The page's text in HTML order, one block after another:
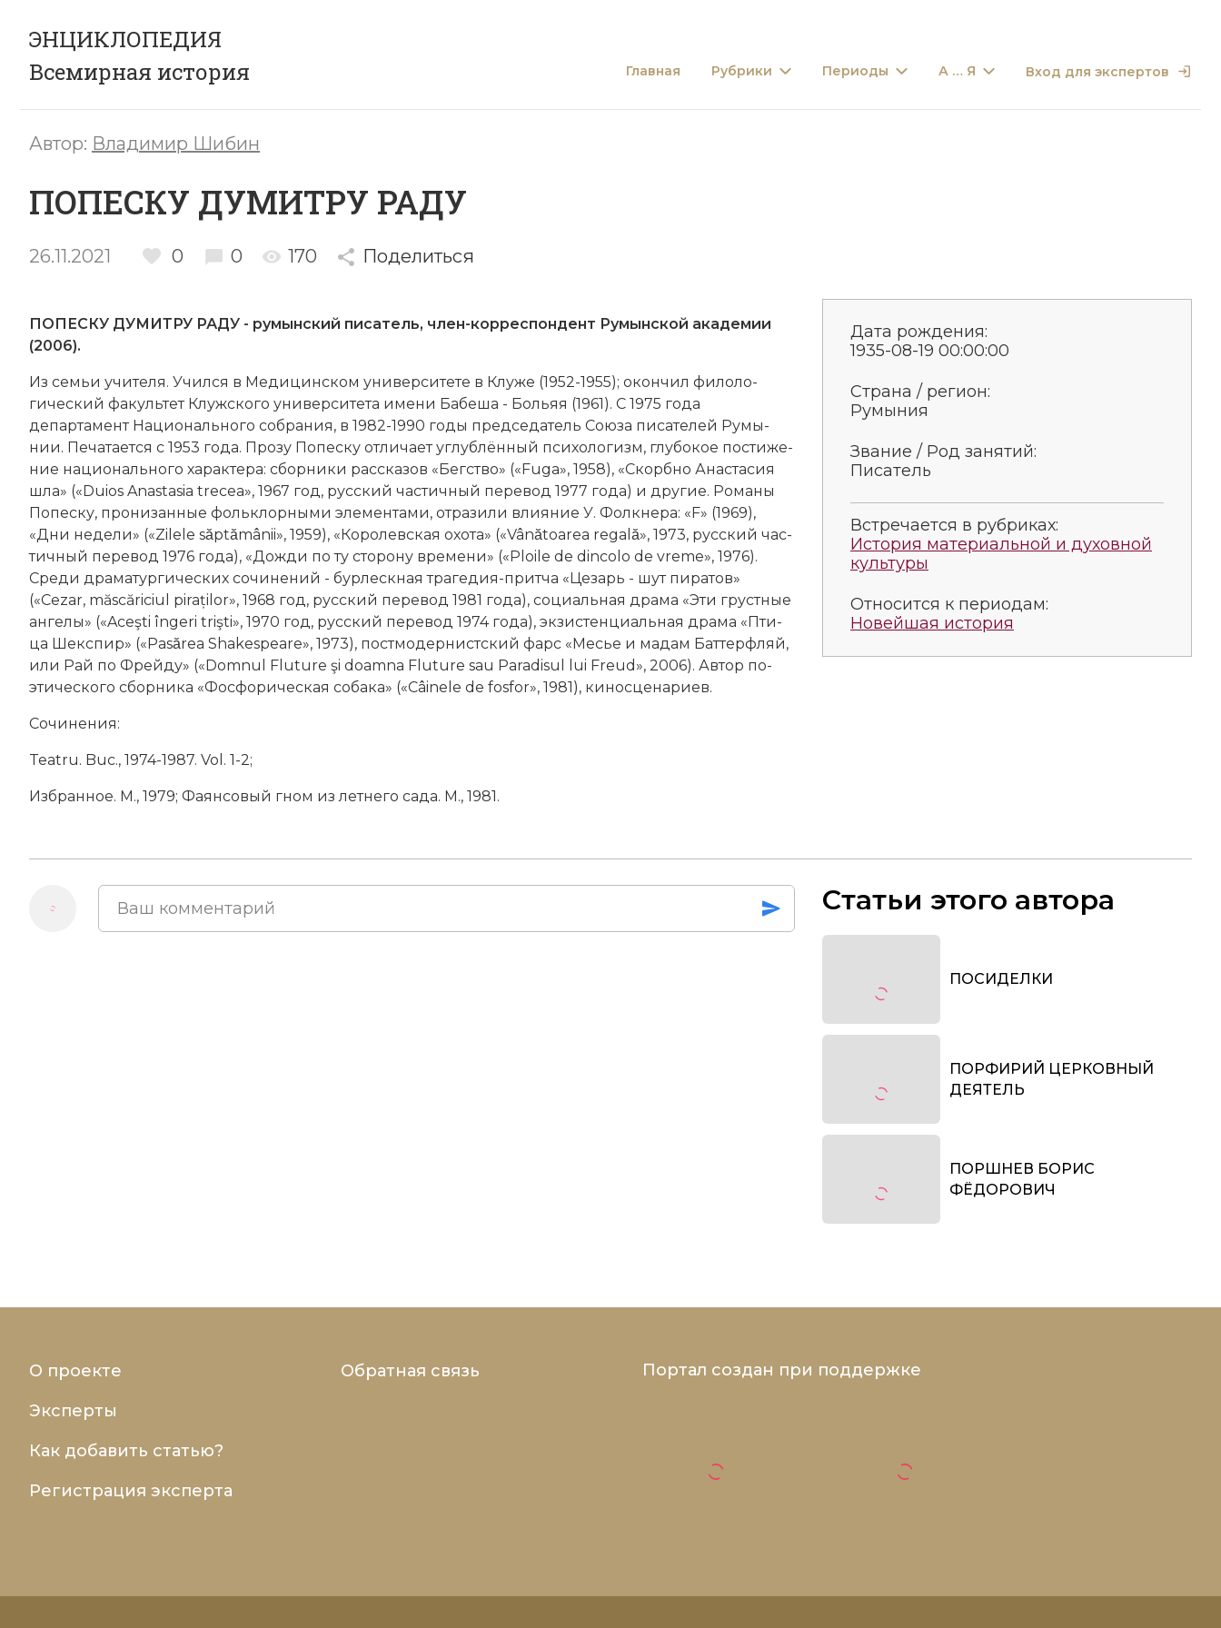
ЭНЦИКЛОПЕДИЯ
Всемирная история
Главная Рубрики Периоды А … Я Вход для экспертов
Автор: Владимир Шибин
ПОПЕСКУ ДУМИТРУ РАДУ
26.11.2021 0 0 170 Поделиться
ПОПЕСКУ ДУМИТРУ РАДУ - румынский писатель, член-корреспондент Румынской ака­де­мии
(2006).
Из се­мьи учи­те­ля. Учил­ся в Медицинском университете в Клу­же (1952-1955); окон­чил фи­ло­ло­
гический факультет Клуж­ско­го университета имени Ба­бе­ша - Боль­яя (1961). С 1975 года
департамент Национального со­б­ра­ния, в 1982-1990 годы председатель Сою­за пи­са­те­лей Ру­мы­
нии. Пе­ча­та­ет­ся с 1953 года. Про­зу Попеску от­ли­ча­ет уг­луб­лён­ный пси­хо­ло­гизм, глу­бо­кое по­сти­же-
ние национального ха­рак­те­ра: сборники рас­ска­зов «Бег­ст­во» («Fuga», 1958), «Скорб­но Ана­ста­сия
шла» («Duios Anastasia trecea», 1967 год, русский час­тич­ный перевод 1977 года) и другие. Ро­ма­ны
Попеску, про­ни­зан­ные фольк­лор­ны­ми эле­мен­та­ми, от­ра­зи­ли влия­ние У. Фолк­не­ра: «F» (1969),
«Дни не­де­ли» («Zilele săp­tămânii», 1959), «Ко­ро­лев­ская охо­та» («Vânătoarea regală», 1973, русский час­
тич­ный перевод 1976 года), «До­ж­ди по ту сто­ро­ну вре­ме­ни» («Ploile de dincolo de vreme», 1976).
Сре­ди дра­ма­тур­гических со­чи­не­ний - бур­ле­ск­ная тра­ге­дия-прит­ча «Це­зарь - шут пи­ра­тов»
(«Cezar, măscăriciul pi­ra­ți­lor», 1968 год, русский перевод 1981 года), со­ци­аль­ная дра­ма «Эти гру­ст­ные
ан­ге­лы» («Aceşti îngeri trişti», 1970 год, русский перевод 1974 года), эк­зи­стен­ци­аль­ная дра­ма «Пти­
ца Шек­спир» («Pasărea Shakespeare», 1973), по­стмо­дер­ни­ст­ский фарс «Ме­сье и ма­дам Бат­тер­фляй,
или Рай по Фрей­ду» («Dom­nul Fluture şi doamna Fluture sau Paradi­sul lui Freud», 2006). Ав­тор по­
этического сборника «Фос­фо­ри­че­ская со­ба­ка» («Câinele de fosfor», 1981), ки­но­сце­на­ри­ев.
Cочинения:
Teatru. Buc., 1974-1987. Vol. 1-2;
Из­бран­ное. М., 1979; Фа­ян­со­вый гном из лет­не­го са­да. М., 1981.
Дата рождения:
1935-08-19 00:00:00
Страна / регион:
Румыния
Звание / Род занятий:
Пи­са­тель
Встречается в рубриках:
История материальной и духовной
культуры
Относится к периодам:
Новейшая история
Статьи этого автора
ПОСИДЕЛКИ
ПОРФИРИЙ ЦЕРКОВНЫЙ
ДЕЯТЕЛЬ
ПОРШНЕВ БОРИС
ФЁДОРОВИЧ
О проекте
Эксперты
Как добавить статью?
Регистрация эксперта
Обратная связь Портал создан при поддержке